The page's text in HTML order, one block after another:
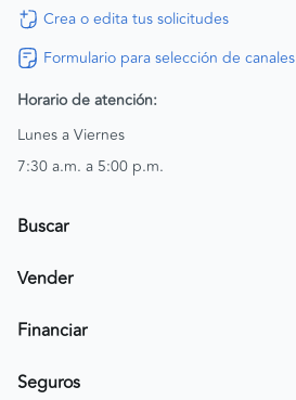
Crea o edita tus solicitudes
Formulario para selección de canales
Horario de atención:
Lunes a Viernes
7:30 a.m. a 5:00 p.m.
Buscar
Encuentra un carro
Vender
Publicar mi vehículo
Financiar
Simular crédito
Seguros